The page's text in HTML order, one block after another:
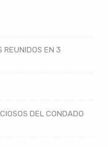
REUNIDOS EN 3
DEL CONDADO